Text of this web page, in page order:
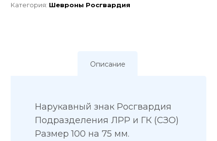
Категория: Шевроны Росгвардия
Описание
Нарукавный знак Росгвардия
Подразделения ЛРР и ГК (СЗО)
Размер 100 на 75 мм.